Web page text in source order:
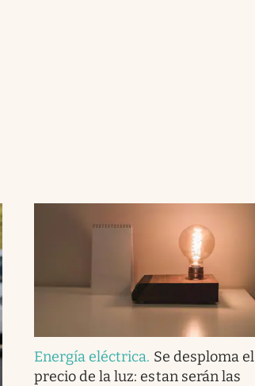
Energía eléctrica. Se desploma el
precio de la luz: estan serán las